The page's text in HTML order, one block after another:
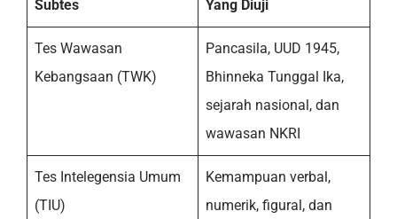
Subtes Yang Diuji
Tes Wawasan
Kebangsaan (TWK)
Pancasila, UUD 1945,
Bhinneka Tunggal Ika,
sejarah nasional, dan
wawasan NKRI
Tes Intelegensia Umum
(TIU)
Kemampuan verbal,
numerik, figural, dan